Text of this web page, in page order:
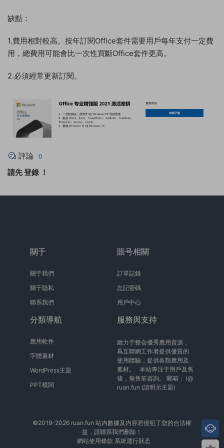
缺點：
1.費用相對較高。按年訂閱Office套件需要用戶每年支付一定費
用，總費用可能會比一次性買斷Office套件更高。
2.必須經常更新訂閱。
評論 0
請先登錄 ！
關于
關于我們
關于隐私
聯系我們
賬号相關
訂單記錄
忘記密碼
用戶中心
分類導航
應用軟件
字體素材
WordPress主題
PPT模闆
服務與支持
緻力于整合優秀應用資源，
爲互聯網工作者提供優質的
使用體驗，提供各類應用及
素材。 本站專注于用戶及售
後，無售前咨詢。 郵箱： i@
ruan.fun (請明示主題)
©2019-2026 ruan.fun 站内數據及内容若侵犯了您的合法權
益，請聯系我們删除！
網站使用條款 系統運行狀态